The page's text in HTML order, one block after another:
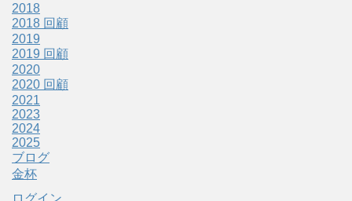
2018
2018 回顧
2019
2019 回顧
2020
2020 回顧
2021
2023
2024
2025
ブログ
金杯
ログイン